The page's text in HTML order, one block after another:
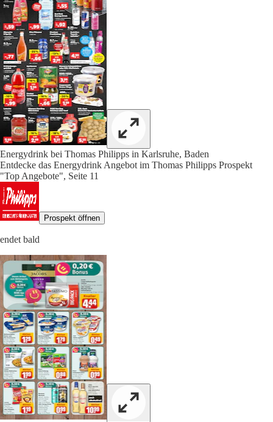
Energydrink bei Thomas Philipps in Karlsruhe, Baden
Entdecke das Energydrink Angebot im Thomas Philipps Prospekt
"Top Angebote", Seite 11
Prospekt öffnen
endet bald